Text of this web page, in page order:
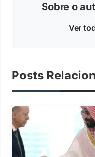
Sobre o
Ver
Posts